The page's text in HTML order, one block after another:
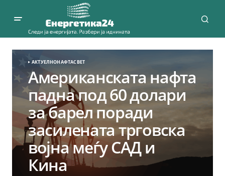
АКТУЕЛНОНАФТАСВЕТ
Американската нафта
падна под 60 долари
за барел поради
засилената трговска
војна меѓу САД и
Кина